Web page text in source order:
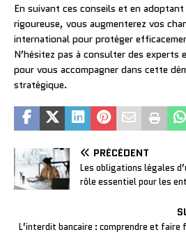
En suivant ces conseils et en adoptant
rigoureuse, vous augmenterez vos
international pour protéger
N’hésitez pas à consulter des experts
pour vous accompagner dans cette
stratégique.
PRÉCÉDENT
Les obligations légales
rôle essentiel pour les
L’interdit bancaire : comprendre et faire